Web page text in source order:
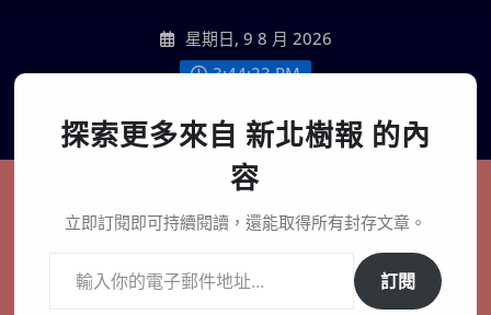
content
星期日, 9 8 月 2026
3:44:25 PM
聯絡我們
新北樹報
在地、記憶、連結、創生
探索更多來自 新北樹報 的內
容
立即訂閱即可持續閱讀，還能取得所有封存文章。
訂閱